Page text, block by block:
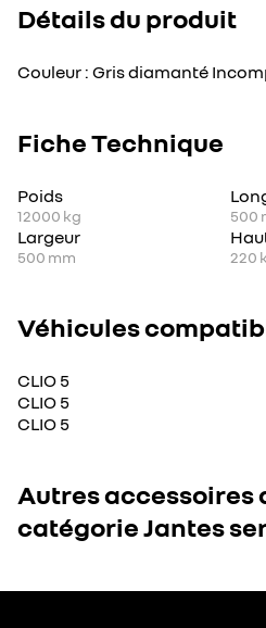
Détails du produit
Couleur : Gris diamanté
Fiche Technique
Poids
12000 kg 500
Largeur
500 mm 220
Véhicules
CLIO 5
CLIO 5
CLIO 5
Autres accessoires
catégorie Jantes